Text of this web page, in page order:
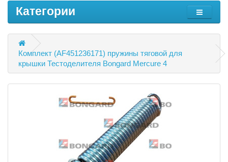
Категории
Комплект (AF451236171) пружины тяговой для
крышки Тестоделителя Bongard Mercure 4